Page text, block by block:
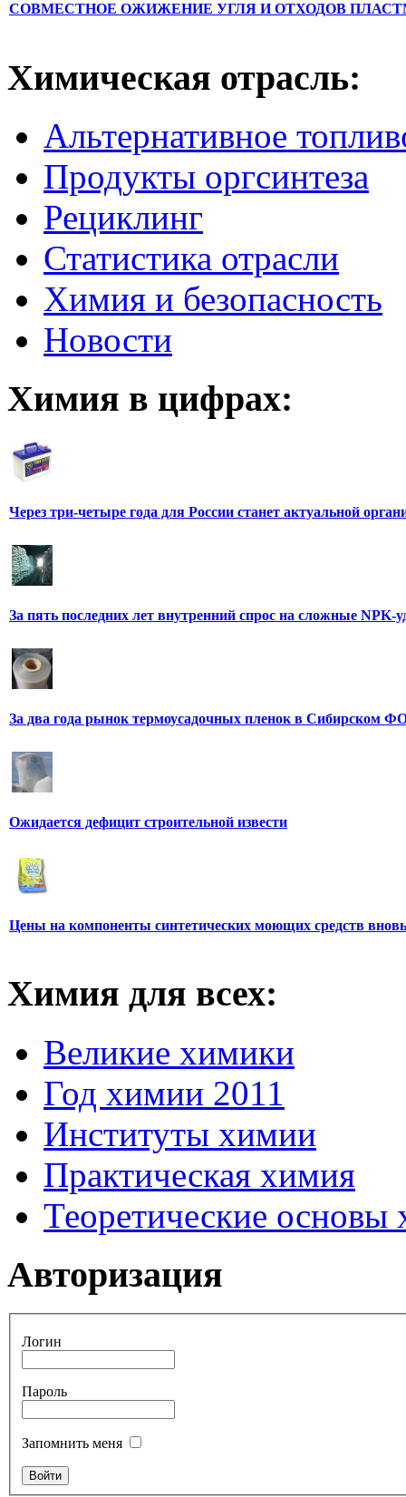
СОВМЕСТНОЕ ОЖИЖЕНИЕ УГЛЯ И ОТХОДОВ
Химическая отрасль:
Альтернативное
Продукты оргсинтеза
Рециклинг
Статистика отрасли
Химия и безопасность
Новости
Химия в цифрах:
Через три-четыре года для России станет актуальной
За пять последних лет внутренний спрос на сложные NPK-
За два года рынок термоусадочных пленок в Сибирском
Ожидается дефицит строительной извести
Цены на компоненты синтетических моющих средств
Химия для всех:
Великие химики
Год химии 2011
Институты химии
Практическая химия
Теоретические основы
Авторизация
Логин
Пароль
Запомнить меня